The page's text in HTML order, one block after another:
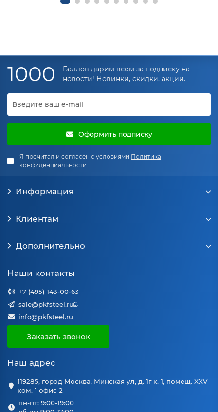
1000
Баллов дарим всем за подписку на
новости! Новинки, скидки, акции.
Оформить подписку
Я прочитал и согласен с условиями Политика
конфиденциальности
Информация
Клиентам
Дополнительно
Наши контакты
+7 (495) 143-00-63
sale@pkfsteel.ru
info@pkfsteel.ru
Заказать звонок
Наш адрес
119285, город Москва, Минская ул, д. 1г к. 1, помещ. XXV
ком. 1 офис 2
пн-пт: 9:00-19:00